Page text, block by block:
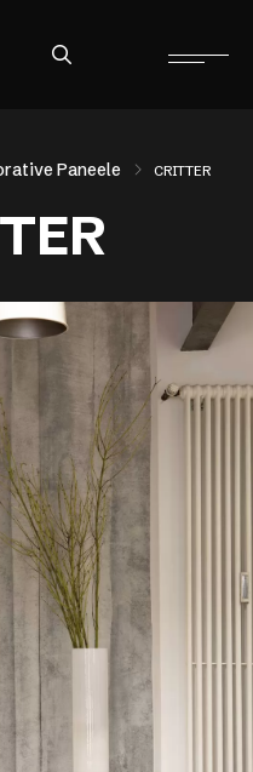
Paneele CRITTER